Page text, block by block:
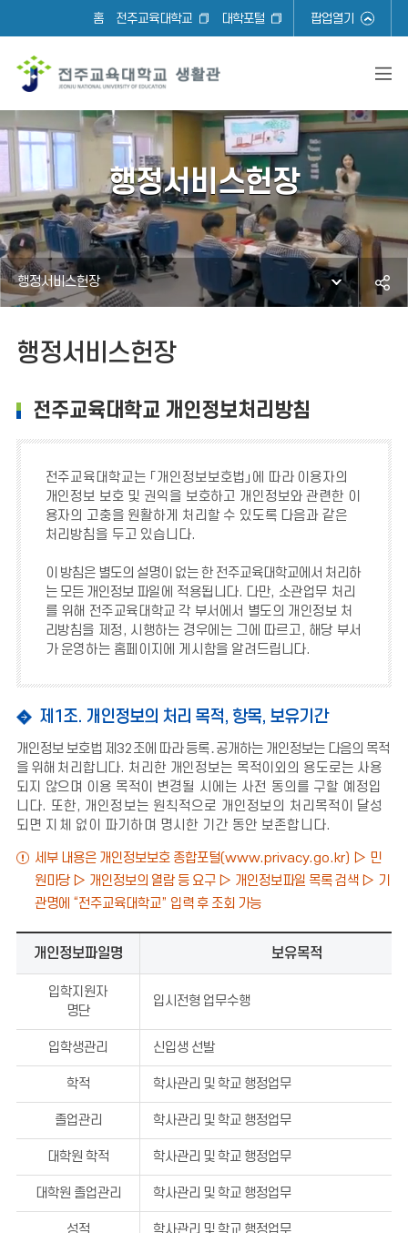
홈 전주교육대학교 대학포털 팝업열기
행정서비스헌장
행정서비스헌장
행정서비스헌장
전주교육대학교 개인정보처리방침
전주교육대학교는 「 개인정보보호법 」 에 따라 이용자의
개인정보 보호 및 권익을 보호하고 개인정보와 관련한 이
용자의 고충을 원활하게 처리할 수 있도록 다음과 같은
처리방침을 두고 있습니다.
이 방침은 별도의 설명이 없는 한 전주교육대학교에서 처리하
는 모든 개인정보 파일에 적용됩니다. 다만, 소관업무 처리
를 위해 전주교육대학교 각 부서에서 별도의 개인정보 처
리방침을 제정, 시행하는 경우에는 그에 따르고, 해당 부서
가 운영하는 홈페이지에 게시함을 알려드립니다.
제1조. 개인정보의 처리 목적, 항목, 보유기간
개인정보 보호법 제 32조에 따라 등록․공개하는 개인정보는 다음의 목적
을 위해 처리합니다. 처리한 개인정보는 목적이외의 용도로는 사용
되지 않으며 이용 목적이 변경될 시에는 사전 동의를 구할 예정입
니다. 또한, 개인정보는 원칙적으로 개인정보의 처리목적이 달성
되면 지체 없이 파기하며 명시한 기간 동안 보존합니다.
세부 내용은 개인정보보호 종합포털(www.privacy.go.kr) ▷ 민
원마당 ▷ 개인정보의 열람 등 요구 ▷ 개인정보파일 목록 검색 ▷ 기
관명에 “전주교육대학교” 입력 후 조회 가능
개인정보파일명 보유목적
입학지원자
명단
입시전형 업무수행
입학생관리 신입생 선발
학적 학사관리 및 학교 행정업무
졸업관리 학사관리 및 학교 행정업무
대학원 학적 학사관리 및 학교 행정업무
대학원 졸업관리 학사관리 및 학교 행정업무
성적 학사관리 및 학교 행정업무